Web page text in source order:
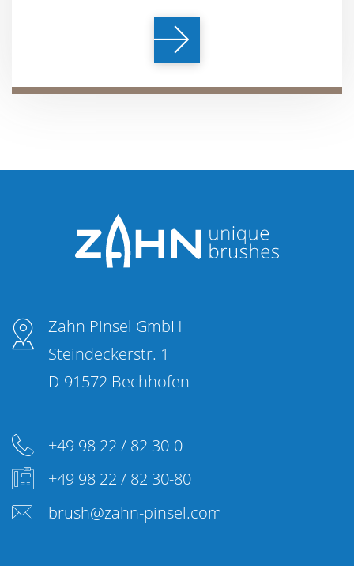
Zahn Pinsel GmbH
Steindeckerstr. 1
D-91572 Bechhofen
+49 98 22 / 82 30-0
+49 98 22 / 82 30-80
brush@zahn-pinsel.com